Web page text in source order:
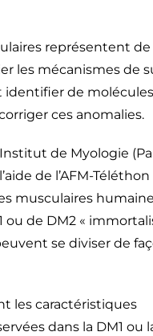
représentent
les mécanismes de
identifier de molécules
ces anomalies.
de Myologie
de l’AFM-
musculaires
ou de DM2 «
se diviser de
les caractéristiques
dans la DM1 ou